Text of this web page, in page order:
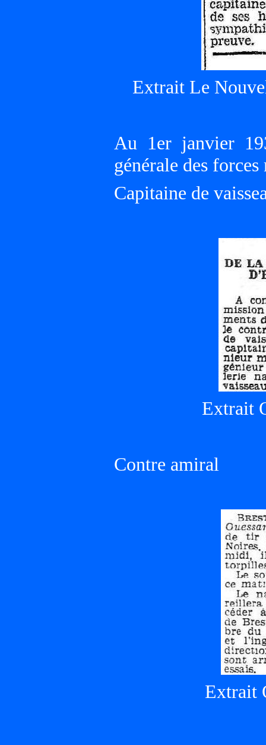
Extrait Le
Au 1er janvier
générale des
Capitaine de
Extrait
Contre amiral
Extrait